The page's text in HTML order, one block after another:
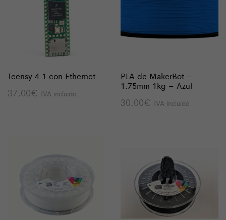
Teensy 4.1 con Ethernet
37,00€ IVA incluido
PLA de MakerBot –
1.75mm 1kg – Azul
30,00€ IVA incluido